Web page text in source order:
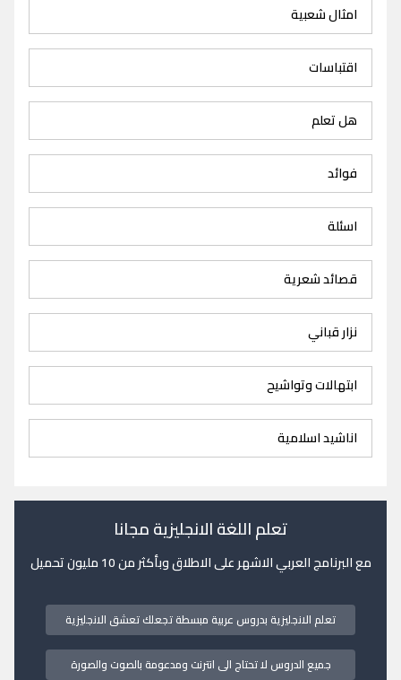
امثال شعبية
اقتباسات
هل تعلم
فوائد
اسئلة
قصائد شعرية
نزار قباني
ابتهالات وتواشيح
اناشيد اسلامية
تعلم اللغة الانجليزية مجانا
مع البرنامج العربي الاشهر على الاطلاق وبأكثر من 10 مليون تحميل
تعلم الانجليزية بدروس عربية مبسطة تجعلك تعشق الانجليزية
جميع الدروس لا تحتاج الى انترنت ومدعومة بالصوت والصورة